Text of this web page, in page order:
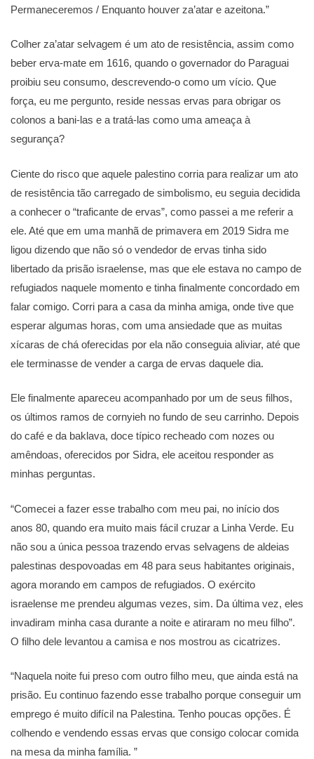
Permaneceremos / Enquanto houver za’atar e azeitona.”
Colher za’atar selvagem é um ato de resistência, assim como
beber erva-mate em 1616, quando o governador do Paraguai
proibiu seu consumo, descrevendo-o como um vício. Que
força, eu me pergunto, reside nessas ervas para obrigar os
colonos a bani-las e a tratá-las como uma ameaça à
segurança?
Ciente do risco que aquele palestino corria para realizar um ato
de resistência tão carregado de simbolismo, eu seguia decidida
a conhecer o “traficante de ervas”, como passei a me referir a
ele. Até que em uma manhã de primavera em 2019 Sidra me
ligou dizendo que não só o vendedor de ervas tinha sido
libertado da prisão israelense, mas que ele estava no campo de
refugiados naquele momento e tinha finalmente concordado em
falar comigo. Corri para a casa da minha amiga, onde tive que
esperar algumas horas, com uma ansiedade que as muitas
xícaras de chá oferecidas por ela não conseguia aliviar, até que
ele terminasse de vender a carga de ervas daquele dia.
Ele finalmente apareceu acompanhado por um de seus filhos,
os últimos ramos de cornyieh no fundo de seu carrinho. Depois
do café e da baklava, doce típico recheado com nozes ou
amêndoas, oferecidos por Sidra, ele aceitou responder as
minhas perguntas.
“Comecei a fazer esse trabalho com meu pai, no início dos
anos 80, quando era muito mais fácil cruzar a Linha Verde. Eu
não sou a única pessoa trazendo ervas selvagens de aldeias
palestinas despovoadas em 48 para seus habitantes originais,
agora morando em campos de refugiados. O exército
israelense me prendeu algumas vezes, sim. Da última vez, eles
invadiram minha casa durante a noite e atiraram no meu filho”.
O filho dele levantou a camisa e nos mostrou as cicatrizes.
“Naquela noite fui preso com outro filho meu, que ainda está na
prisão. Eu continuo fazendo esse trabalho porque conseguir um
emprego é muito difícil na Palestina. Tenho poucas opções. É
colhendo e vendendo essas ervas que consigo colocar comida
na mesa da minha família. ”